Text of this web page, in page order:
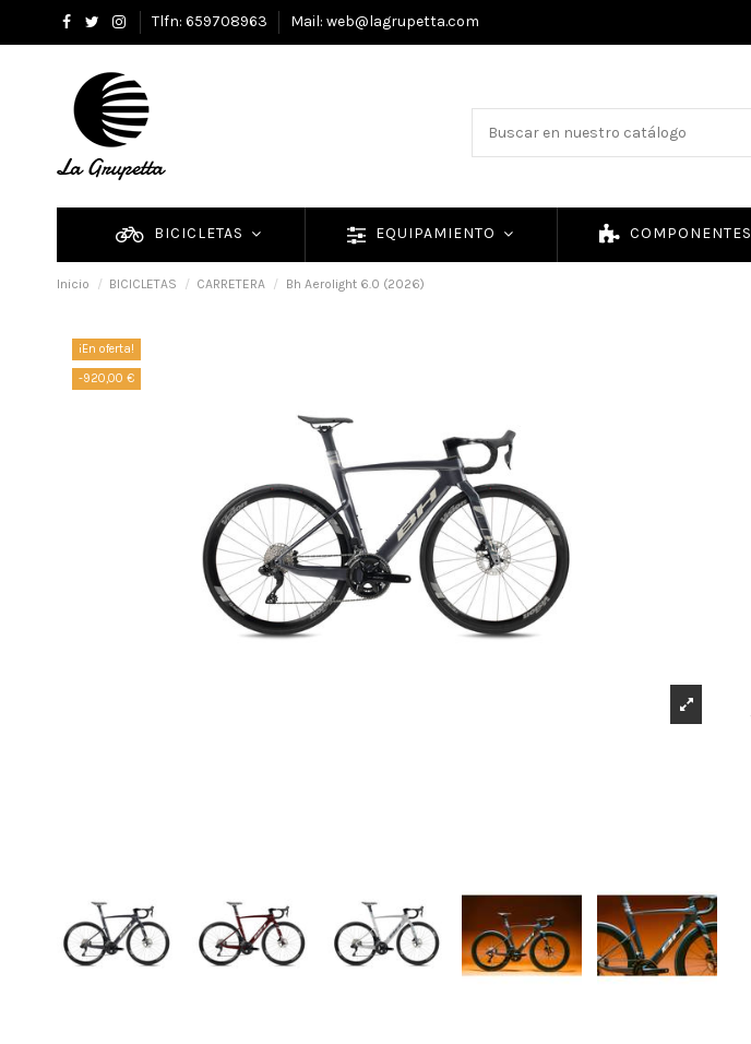
Tlfn: 659708963 Mail: web@lagrupetta.com
BICICLETAS EQUIPAMIENTO COMPONENTES
Inicio BICICLETAS CARRETERA Bh Aerolight 6.0 (2026)
¡En oferta!
-920,00 €